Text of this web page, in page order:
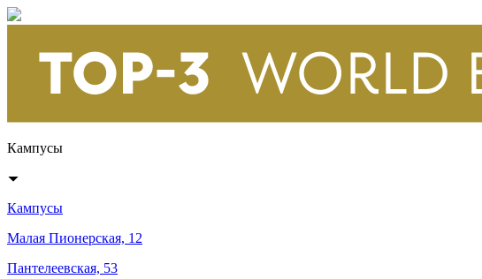
Кампусы
Кампусы
Малая Пионерская, 12
Пантелеевская, 53